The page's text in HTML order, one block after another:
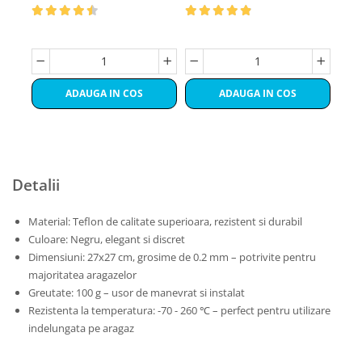
ADAUGA IN COS ADAUGA IN COS
Detalii
Material: Teflon de calitate superioara, rezistent si durabil
Culoare: Negru, elegant si discret
Dimensiuni: 27x27 cm, grosime de 0.2 mm – potrivite pentru
majoritatea aragazelor
Greutate: 100 g – usor de manevrat si instalat
Rezistenta la temperatura: -70 - 260 ℃ – perfect pentru utilizare
indelungata pe aragaz